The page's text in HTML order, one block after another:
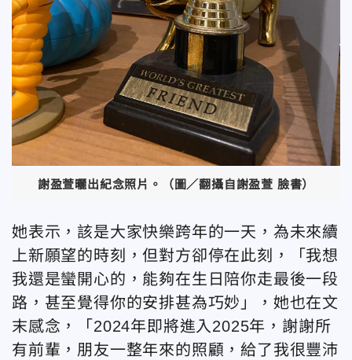
謝盈萱曬出紀念照片。（圖／翻攝自謝盈萱 臉書）
她表示，該是大家快樂跨年的一天，為未來續
上新願望的時刻，但對方卻停在此刻，「我想
我還是蠻開心的，能夠在生日陪你走最後一段
路，甚至覺得你的安排甚為巧妙」，她也在文
末感念，「2024年即將進入2025年，謝謝所
有前輩，朋友一整年來的照顧，給了我很豐沛